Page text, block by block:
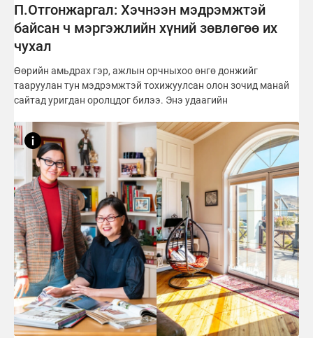
П.Отгонжаргал: Хэчнээн мэдрэмжтэй
байсан ч мэргэжлийн хүний зөвлөгөө их
чухал
Өөрийн амьдрах гэр, ажлын орчныхоо өнгө донжийг
тааруулан тун мэдрэмжтэй тохижуулсан олон зочид манай
сайтад уригдан оролцдог билээ. Энэ удаагийн